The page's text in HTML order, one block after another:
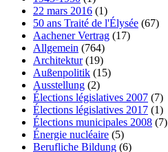
22 mars 2016 (1)
50 ans Traité de l'Élysée (67)
Aachener Vertrag (17)
Allgemein (764)
Architektur(19)
Außenpolitik (15)
Ausstellung (2)
Élections législatives 2007 (7)
Élections législatives 2017 (1)
Élections municipales 2008 (7)
Énergie nucléaire (5)
Berufliche Bildung (6)